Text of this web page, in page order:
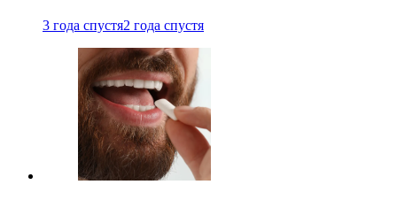
3 года спустя2 года спустя